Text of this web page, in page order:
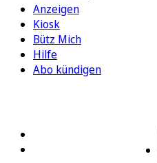
Anzeigen
Kiosk
Bütz Mich
Hilfe
Abo kündigen